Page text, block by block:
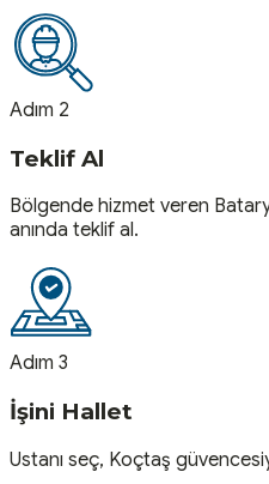
Adım 2
Teklif Al
Bölgende hizmet veren
anında teklif al.
Adım 3
İşini Hallet
Ustanı seç, Koçtaş